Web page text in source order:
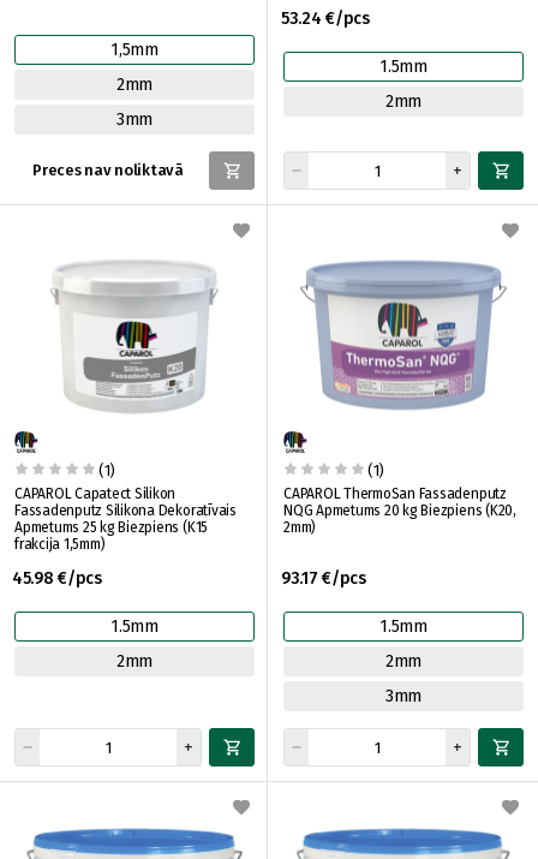
1,5mm
2mm
3mm
Preces nav noliktavā
53.24 €/pcs
1.5mm
2mm
(1)
CAPAROL Capatect Silikon
Fassadenputz Silikona Dekoratīvais
Apmetums 25 kg Biezpiens (K15
frakcija 1,5mm)
45.98 €/pcs
1.5mm
2mm
(1)
CAPAROL ThermoSan Fassadenputz
NQG Apmetums 20 kg Biezpiens (K20,
2mm)
93.17 €/pcs
1.5mm
2mm
3mm